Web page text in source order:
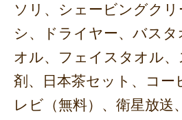
ソリ、シェービングク
シ、ドライヤー、バス
オル、フェイスタオル
剤、日本茶セット、コー
レビ（無料）、衛星放送